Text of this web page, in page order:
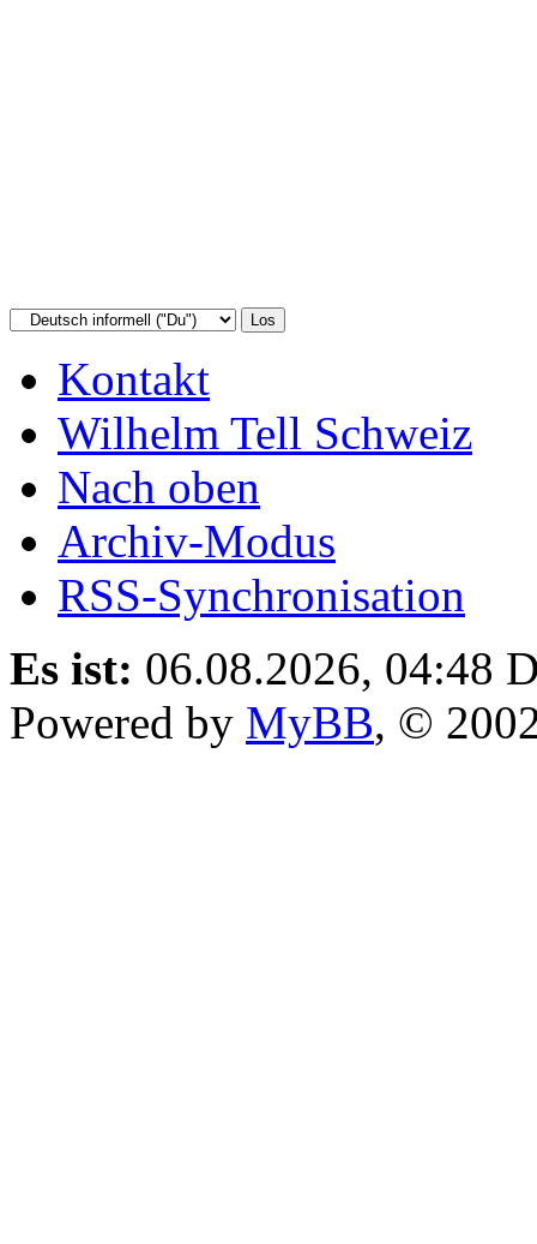
Kontakt
Wilhelm Tell Schweiz
Nach oben
Archiv-Modus
RSS-Synchronisation
Es ist: 06.08.2026, 04:48
Powered by MyBB, ©